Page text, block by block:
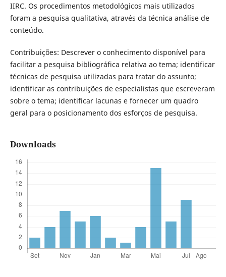
IIRC. Os procedimentos metodológicos mais utilizados
foram a pesquisa qualitativa, através da técnica análise de
conteúdo.
Contribuições: Descrever o conhecimento disponível para
facilitar a pesquisa bibliográfica relativa ao tema; identificar
técnicas de pesquisa utilizadas para tratar do assunto;
identificar as contribuições de especialistas que escreveram
sobre o tema; identificar lacunas e fornecer um quadro
geral para o posicionamento dos esforços de pesquisa.
Downloads